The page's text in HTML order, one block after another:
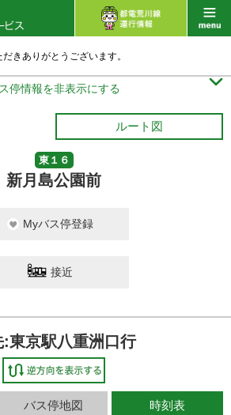
きありがとうございます。
停情報を非表示にする 
ルート図
東１６
新月島公園前
Myバス停登録
接近
:東京駅八重洲口行
バス停地図 時刻表